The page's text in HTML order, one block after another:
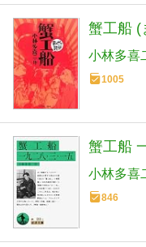
蟹工船 (
小林多喜
1005
蟹工船
小林多喜
846